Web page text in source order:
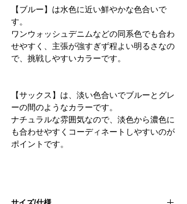
【ブルー】は水色に近い鮮やかな色合いで
す。
ワンウォッシュデニムなどの同系色でも合わ
せやすく、主張が強すぎず程よい明るさなの
で、挑戦しやすいカラーです。
【サックス】は、淡い色合いでブルーとグレ
ーの間のようなカラーです。
ナチュラルな雰囲気なので、淡色から濃色に
も合わせやすくコーディネートしやすいのが
ポイントです。